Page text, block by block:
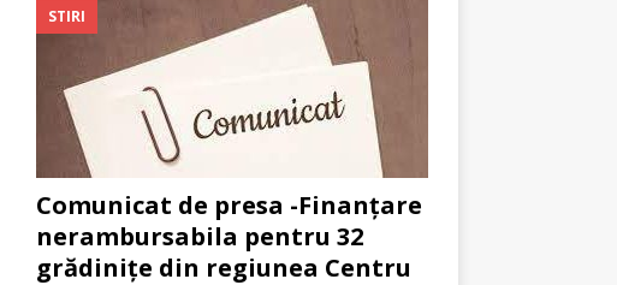
Comunicat de presa -Finanțare
nerambursabila pentru 32
grădinițe din regiunea Centru
STIRI